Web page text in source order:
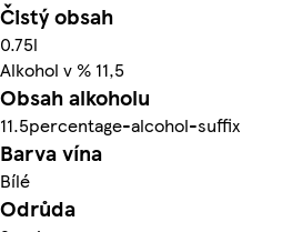
Čistý obsah
0.75l
Alkohol v % 11,5
Obsah alkoholu
11.5percentage-alcohol-suffix
Barva vína
Bílé
Odrůda